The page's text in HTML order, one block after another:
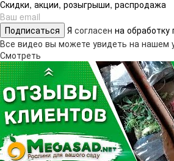
Скидки, акции, розыгрыши, распродажа
Подписаться Я согласен на
Все видео вы можете увидеть на нашем
Смотреть